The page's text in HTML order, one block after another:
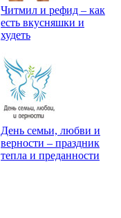
Читмил и рефид – как
есть вкусняшки и
худеть
День семьи, любви и
верности – праздник
тепла и преданности